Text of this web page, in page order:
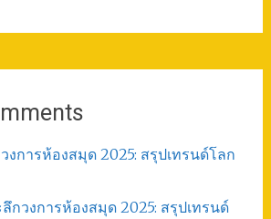
วงการห้องสมุด 2025: สรุปเทรนด์โลก
ลึกวงการห้องสมุด 2025: สรุปเทรนด์